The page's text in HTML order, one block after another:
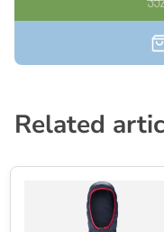
Izolacija: repreve®
Ultralagana podstava //
Related